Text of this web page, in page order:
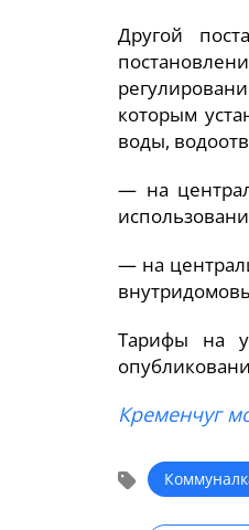
Другой
которым
воды,
— на
— на
Тарифы на
Кременчуг